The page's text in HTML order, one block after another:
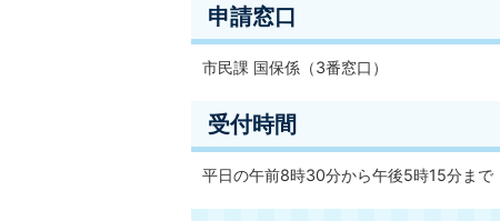
申請窓口
市民課 国保係（3番窓口）
受付時間
平日の午前8時30分から午後5時15分まで